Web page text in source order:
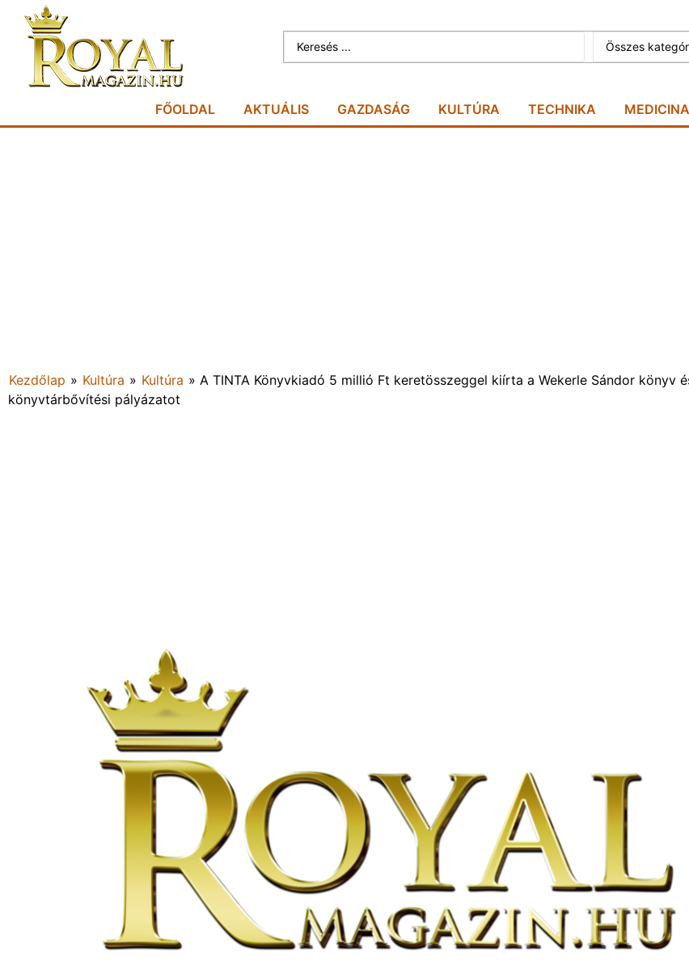
Összes
FŐOLDAL AKTUÁLIS GAZDASÁG KULTÚRA TECHNIKA MEDICINA
Kezdőlap » Kultúra » Kultúra » A TINTA Könyvkiadó 5 millió Ft keretösszeggel kiírta a Wekerle Sándor könyv
könyvtárbővítési pályázatot